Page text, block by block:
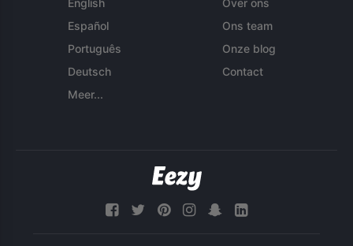
English
Español
Português
Deutsch
Meer...
Over ons
Ons team
Onze blog
Contact